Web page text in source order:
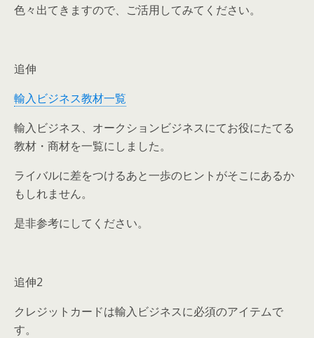
色々出てきますので、ご活用してみてください。
追伸
輸入ビジネス教材一覧
輸入ビジネス、オークションビジネスにてお役にたてる
教材・商材を一覧にしました。
ライバルに差をつけるあと一歩のヒントがそこにあるか
もしれません。
是非参考にしてください。
追伸2
クレジットカードは輸入ビジネスに必須のアイテムで
す。